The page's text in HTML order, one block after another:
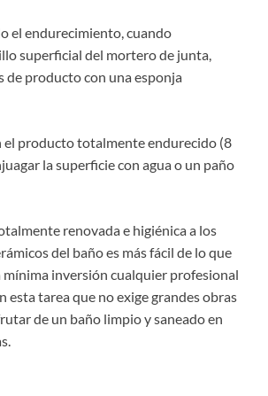
el endurecimiento, cuando
superficial del mortero de junta,
de producto con una esponja
el producto totalmente endurecido (8
la superficie con agua o un paño
renovada e higiénica a los
del baño es más fácil de lo que
mínima inversión cualquier profesional
esta tarea que no exige grandes obras
de un baño limpio y saneado en